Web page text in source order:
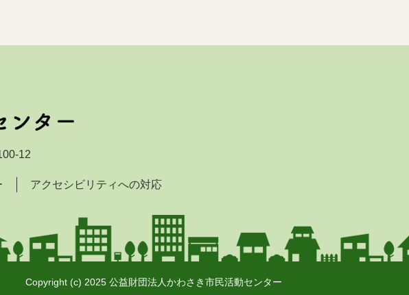
12
アクセシビリティへの対応
Copyright (c) 2025 公益財団法人かわさき市民活動センター